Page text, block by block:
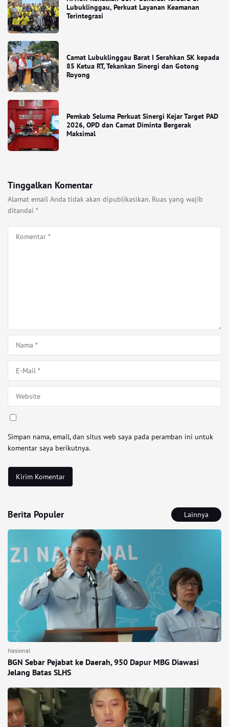
Lubuklinggau, Perkuat Layanan Keamanan
Terintegrasi
Camat Lubuklinggau Barat I Serahkan SK kepada
85 Ketua RT, Tekankan Sinergi dan Gotong
Royong
Pemkab Seluma Perkuat Sinergi Kejar Target PAD
2026, OPD dan Camat Diminta Bergerak
Maksimal
Tinggalkan Komentar
Alamat email Anda tidak akan dipublikasikan. Ruas yang wajib
ditandai *
Simpan nama, email, dan situs web saya pada peramban ini untuk
komentar saya berikutnya.
Berita Populer Lainnya
Nasional
BGN Sebar Pejabat ke Daerah, 950 Dapur MBG Diawasi
Jelang Batas SLHS